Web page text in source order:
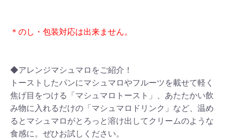
お買い物を続ける カートへ進む
＊のし・包装対応は出来ません。
◆アレンジマシュマロをご紹介！
トーストしたパンにマシュマロやフルーツを載せて軽く
焦げ目をつける「マシュマロトースト」、あたたかい飲
み物に入れるだけの「マシュマロドリンク」など、温め
るとマシュマロがとろっと溶け出してクリームのような
食感に。ぜひお試しください。